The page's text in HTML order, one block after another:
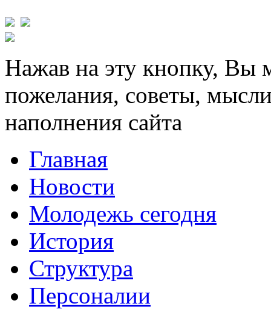
Нажав на эту кнопку, Вы
пожелания, советы,
наполнения сайта
Главная
Новости
Молодежь сегодня
История
Структура
Персоналии